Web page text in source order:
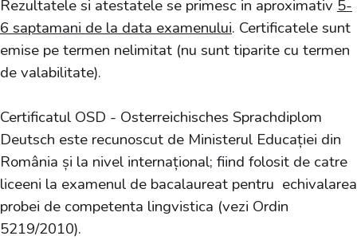
Rezultatele si atestatele se primesc in aproximativ 5-
6 saptamani de la data examenului. Certificatele sunt
emise pe termen nelimitat (nu sunt tiparite cu termen
de valabilitate).
Certificatul OSD - Osterreichisches Sprachdiplom
Deutsch este recunoscut de Ministerul Educației din
România și la nivel internațional; fiind folosit de catre
liceeni la examenul de bacalaureat pentru echivalarea
probei de competenta lingvistica (vezi Ordin
5219/2010).